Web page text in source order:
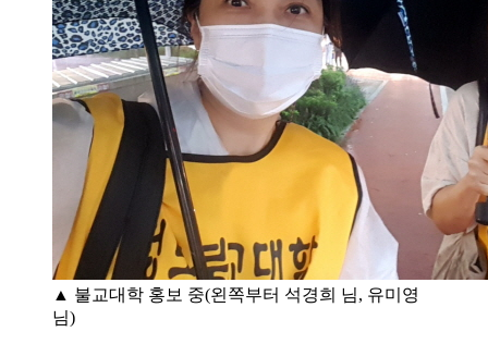
▲ 불교대학 홍보 중(왼쪽부터 석경희 님, 유미영
님)